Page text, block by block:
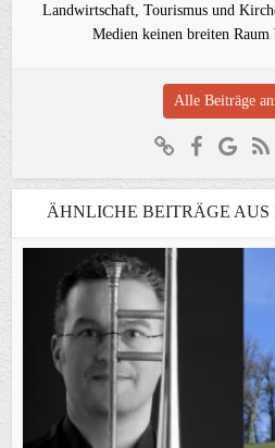
Landwirtschaft, Tourismus und
Medien keinen breiten Raum
Alle Beiträge
ÄHNLICHE BEITRÄGE AUS